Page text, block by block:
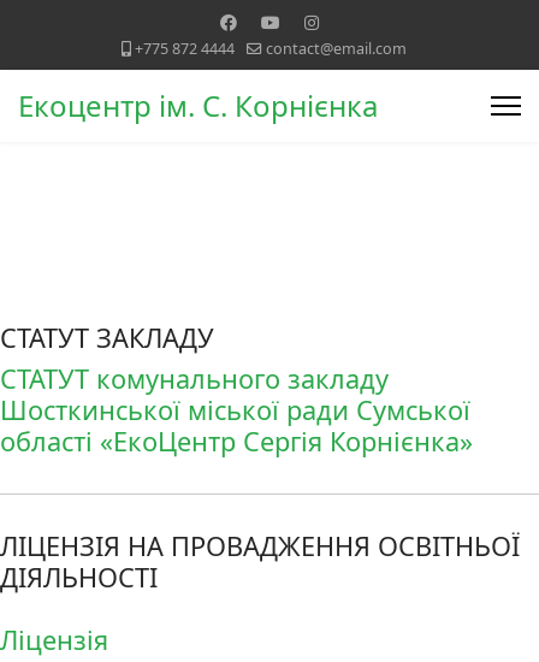
+775 872 4444 contact@email.com
Екоцентр ім. С. Корнієнка
СТАТУТ ЗАКЛАДУ
СТАТУТ комунального закладу
Шосткинської міської ради Сумської
області «ЕкоЦентр Сергія Корнієнка»
ЛІЦЕНЗІЯ НА ПРОВАДЖЕННЯ ОСВІТНЬОЇ
ДІЯЛЬНОСТІ
Ліцензія